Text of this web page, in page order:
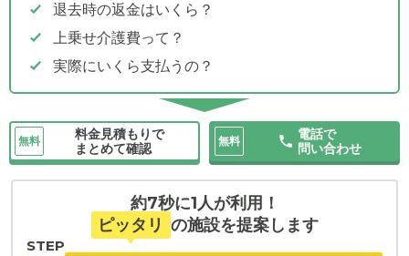
退去時の返金はいくら？
上乗せ介護費って？
実際にいくら支払うの？
無料
料金見積もりで
まとめて確認
無料
電話で
問い合わせ
約7秒に1人が利用！
ピッタリ の施設を提案します
STEP